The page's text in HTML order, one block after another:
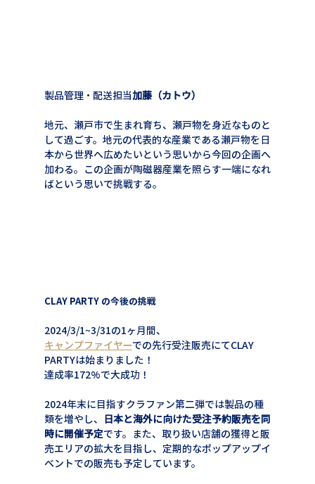
製品管理・配送担当加藤（カトウ）
地元、瀬戸市で生まれ育ち、瀬戸物を身近なものと
して過ごす。地元の代表的な産業である瀬戸物を日
本から世界へ広めたいという思いから今回の企画へ
加わる。この企画が陶磁器産業を照らす一端になれ
ばという思いで挑戦する。
CLAY PARTY の今後の挑戦
2024/3/1~3/31の1ヶ月間、
キャンプファイヤーでの先行受注販売にてCLAY
PARTYは始まりました！
達成率172%で大成功！
2024年末に目指すクラファン第二弾では製品の種
類を増やし、 日本と海外に向けた受注予約販売を同
時に開催予定です。また、取り扱い店舗の獲得と販
売エリアの拡大を目指し、定期的なポップアップイ
ベントでの販売も予定しています。